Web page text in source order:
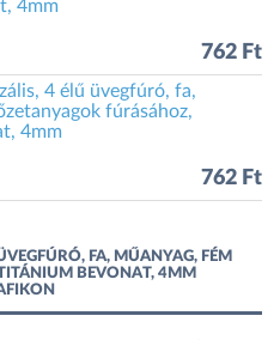
4mm
762 Ft
4 élű üvegfúró, fa,
fúrásához,
4mm
762 Ft
FA, MŰANYAG, FÉM
BEVONAT, 4MM